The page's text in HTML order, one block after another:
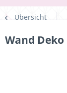
Übersicht
Wand